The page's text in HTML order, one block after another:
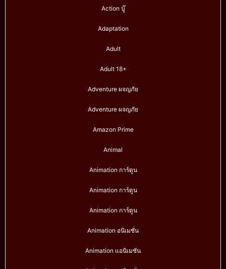
Action บู๊
Adaptation
Adult
Adult 18+
Adventure ผจญภัย
Adventure ผจญภัย
Amazon Prime
Animal
Animation การ์ตูน
Animation การ์ตูน
Animation การ์ตูน
Animation อนิเมชั่น
Animation แอนิเมชัน